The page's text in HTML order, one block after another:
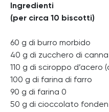
Ingredienti
(per circa 10 biscotti)
60 g di burro morbido
40 g di zucchero di canna
110 g di sciroppo d’acero
100 g di farina di farro
90 g di farina 0
50 g di cioccolato